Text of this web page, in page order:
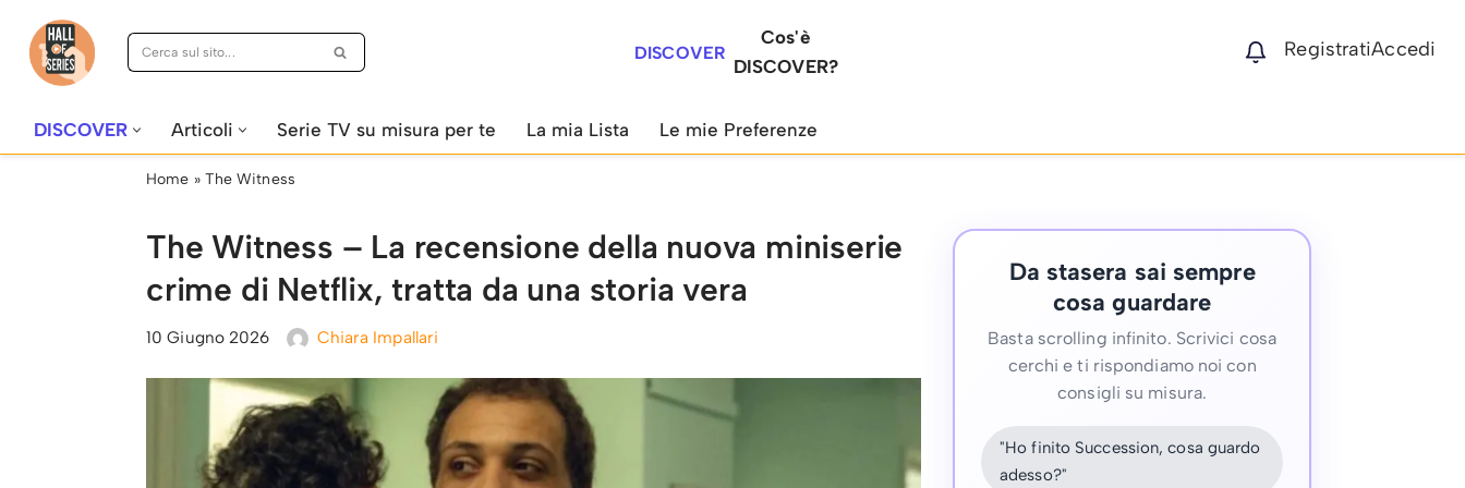
Vai
DISCOVER
Cos'è
DISCOVER?
RegistratiAccedi
DISCOVER Articoli Serie TV su misura per te La mia Lista Le mie Preferenze
Home » The Witness
The Witness – La recensione della nuova miniserie
crime di Netflix, tratta da una storia vera
10 Giugno 2026 Chiara Impallari
Da stasera sai sempre
cosa guardare
Basta scrolling infinito. Scrivici cosa
cerchi e ti rispondiamo noi con
consigli su misura.
"Ho finito Succession, cosa guardo
adesso?"